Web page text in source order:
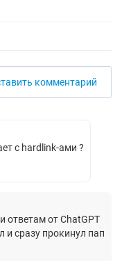
комментарий
с hardlink-ами ?
ответам от ChatGPT
и сразу прокинул пап